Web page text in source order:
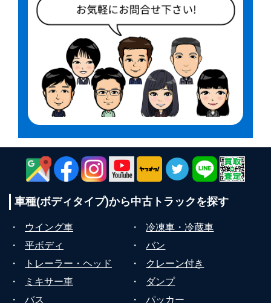
車種(ボディタイプ)から中古トラックを探す
・ ウイング車 ・
冷凍車・冷蔵車
・
平ボディ ・
バン
・
トレーラー・ヘッド ・
クレーン付き
・
ミキサー車 ・
ダンプ
・
バス ・ パッカー